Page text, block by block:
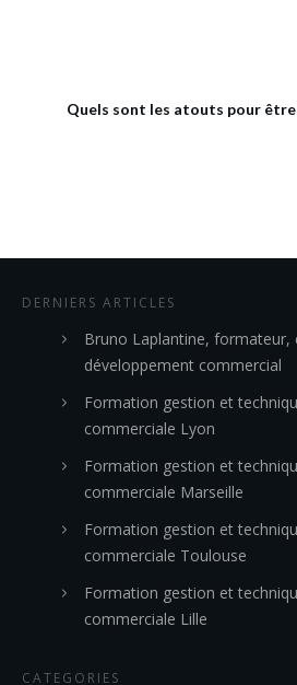
Quels sont les atouts pour être
DERNIERS ARTICLES
Bruno Laplantine, formateur,
développement commercial
Formation gestion et
commerciale Lyon
Formation gestion et
commerciale Marseille
Formation gestion et
commerciale Toulouse
Formation gestion et
commerciale Lille
CATEGORIES